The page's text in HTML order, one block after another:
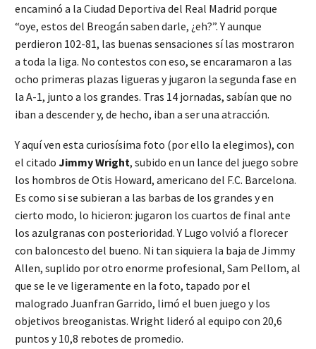
encaminó a la Ciudad Deportiva del Real Madrid porque
“oye, estos del Breogán saben darle, ¿eh?”. Y aunque
perdieron 102-81, las buenas sensaciones sí las mostraron
a toda la liga. No contestos con eso, se encaramaron a las
ocho primeras plazas ligueras y jugaron la segunda fase en
la A-1, junto a los grandes. Tras 14 jornadas, sabían que no
iban a descender y, de hecho, iban a ser una atracción.
Y aquí ven esta curiosísima foto (por ello la elegimos), con
el citado Jimmy Wright, subido en un lance del juego sobre
los hombros de Otis Howard, americano del F.C. Barcelona.
Es como si se subieran a las barbas de los grandes y en
cierto modo, lo hicieron: jugaron los cuartos de final ante
los azulgranas con posterioridad. Y Lugo volvió a florecer
con baloncesto del bueno. Ni tan siquiera la baja de Jimmy
Allen, suplido por otro enorme profesional, Sam Pellom, al
que se le ve ligeramente en la foto, tapado por el
malogrado Juanfran Garrido, limó el buen juego y los
objetivos breoganistas. Wright lideró al equipo con 20,6
puntos y 10,8 rebotes de promedio.